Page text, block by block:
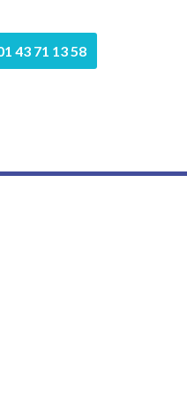
43 71 13 58